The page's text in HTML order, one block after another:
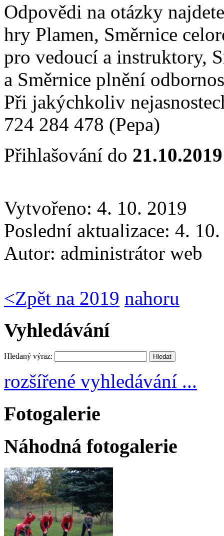
Odpovědi na otázky
hry Plamen, Směrnice
pro vedoucí a instruktory,
a Směrnice plnění
Při jakýchkoliv
724 284 478 (Pepa)
Přihlašování do
Vytvořeno: 4. 10. 2019
Poslední aktualizace: 4.
Autor: administrátor web
<Zpět na 2019 nahoru
Vyhledávání
Hledaný výraz:
rozšířené vyhledávání ...
Fotogalerie
Náhodná fotogalerie